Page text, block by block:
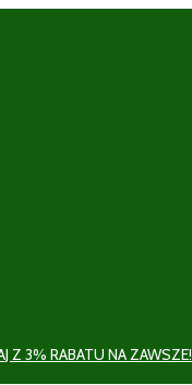
Z 3% RABATU NA ZAWSZE!